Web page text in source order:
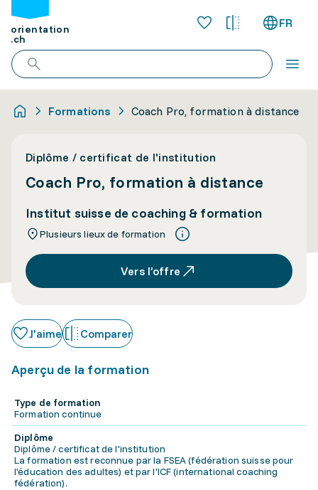
orientation
.ch
FR
Formations Coach Pro, formation à distance
Diplôme / certificat de l'institution
Coach Pro, formation à distance
Institut suisse de coaching & formation
Plusieurs lieux de formation
Vers l’offre
J'aime Comparer
Aperçu de la formation
Type de formation
Formation continue
Diplôme
Diplôme / certificat de l'institution
La formation est reconnue par la FSEA (fédération suisse pour
l'éducation des adultes) et par l'ICF (international coaching
fédération).